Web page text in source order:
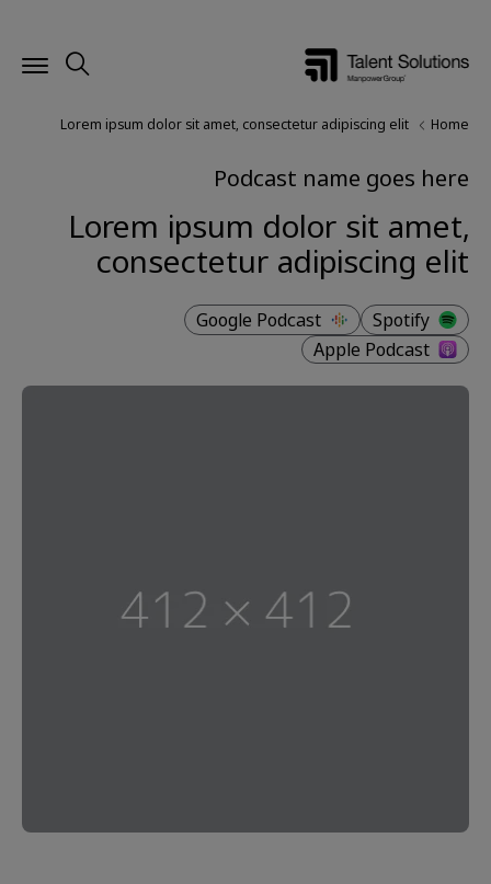
Home
Lorem ipsum dolor sit amet, consectetur adipiscing elit
Podcast name goes here
Lorem ipsum dolor sit amet,
consectetur adipiscing elit
Spotify
Google Podcast
Apple Podcast